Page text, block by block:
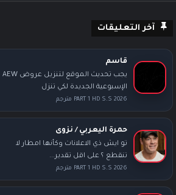
آخر التعليقات
قاسم
يجب تحديث الموقع لتنزيل عروض AEW
الإسبوعية الجديدة لكي تنزل
PART 1 HD S.S 2026 مترجم
حمرة اليعربي / نزوى
تو ايش ذي الاعلانات وكأنها امطار لا
تنقطع ؟ على اقل تقدير...
PART 1 HD S.S 2026 مترجم